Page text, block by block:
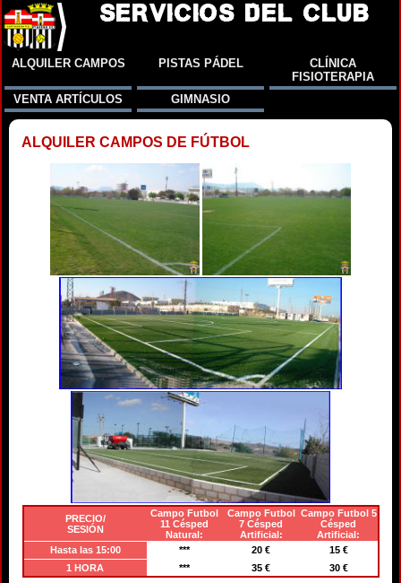
SERVICIOS DEL CLUB
ALQUILER CAMPOS PISTAS PÁDEL
CLÍNICA
FISIOTERAPIA
VENTA ARTÍCULOS
GIMNASIO
ALQUILER CAMPOS DE FÚTBOL
PRECIO/
SESIÓN
Campo Futbol
11 Césped
Natural:
Campo Futbol
7 Césped
Artificial:
Campo Futbol 5
Césped
Artificial:
Hasta las 15:00
*** 20 €
15 €
1 HORA
*** 35 € 30 €